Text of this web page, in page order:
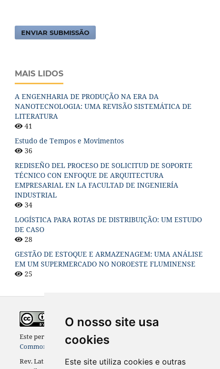
O nosso site usa
cookies
Este site utiliza cookies e outras
ENVIAR SUBMISSÃO
MAIS LIDOS
A ENGENHARIA DE PRODUÇÃO NA ERA DA
NANOTECNOLOGIA: UMA REVISÃO SISTEMÁTICA DE
LITERATURA
41
Estudo de Tempos e Movimentos
36
REDISEÑO DEL PROCESO DE SOLICITUD DE SOPORTE
TÉCNICO CON ENFOQUE DE ARQUITECTURA
EMPRESARIAL EN LA FACULTAD DE INGENIERÍA
INDUSTRIAL
34
LOGÍSTICA PARA ROTAS DE DISTRIBUIÇÃO: UM ESTUDO
DE CASO
28
GESTÃO DE ESTOQUE E ARMAZENAGEM: UMA ANÁLISE
EM UM SUPERMERCADO NO NOROESTE FLUMINENSE
25
Este periódico está licenciado com uma
Commons - Atribuição - NãoComercial 4.0 Internacional
Rev. Lat.-Am. Inov. Eng. Prod. [ReLAInEP], Curitiba (PR),